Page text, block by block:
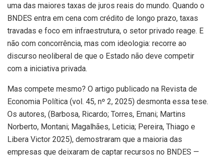
uma das maiores taxas de juros reais do mundo. Quando o
BNDES entra em cena com crédito de longo prazo, taxas
travadas e foco em infraestrutura, o setor privado reage. E
não com concorrência, mas com ideologia: recorre ao
discurso neoliberal de que o Estado não deve competir
com a iniciativa privada.
Mas compete mesmo? O artigo publicado na Revista de
Economia Política (vol. 45, nº 2, 2025) desmonta essa tese.
Os autores, (Barbosa, Ricardo; Torres, Ernani; Martins
Norberto, Montani; Magalhães, Leticia; Pereira, Thiago e
Libera Victor 2025), demostraram que a maioria das
empresas que deixaram de captar recursos no BNDES —